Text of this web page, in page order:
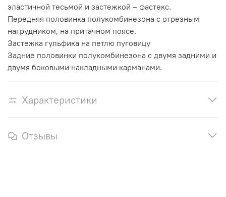
эластичной тесьмой и застежкой – фастекс.
Передняя половинка полукомбинезона с отрезным
нагрудником, на притачном поясе.
Застежка гульфика на петлю пуговицу
Задние половинки полукомбинезона с двумя задними и
двумя боковыми накладными карманами.
Характеристики
Отзывы